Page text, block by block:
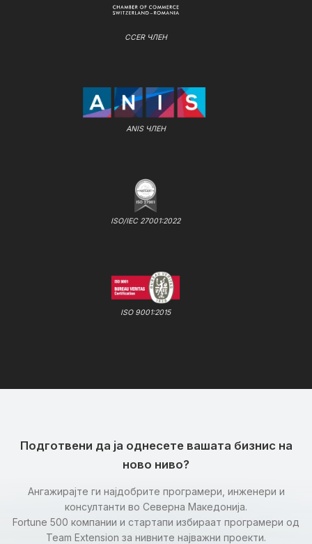
CCER ЧЛЕН
ANIS ЧЛЕН
ISO/IEC 27001:2022
ISO 9001:2015
Подготвени да ја однесете вашата бизнис на
ново ниво?
Ангажирајте ги најдобрите програмери, инженери и
консултанти во Северна Македонија.
Fortune 500 компании и стартапи избираат програмери од
Team Extension за нивните најважни проекти.